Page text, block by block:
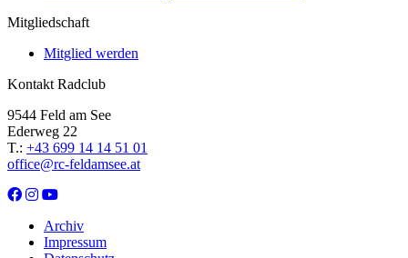
Mitgliedschaft
Mitglied werden
Kontakt Radclub
9544 Feld am See
Ederweg 22
T.: +43 699 14 14 51 01
office@rc-feldamsee.at
Archiv
Impressum